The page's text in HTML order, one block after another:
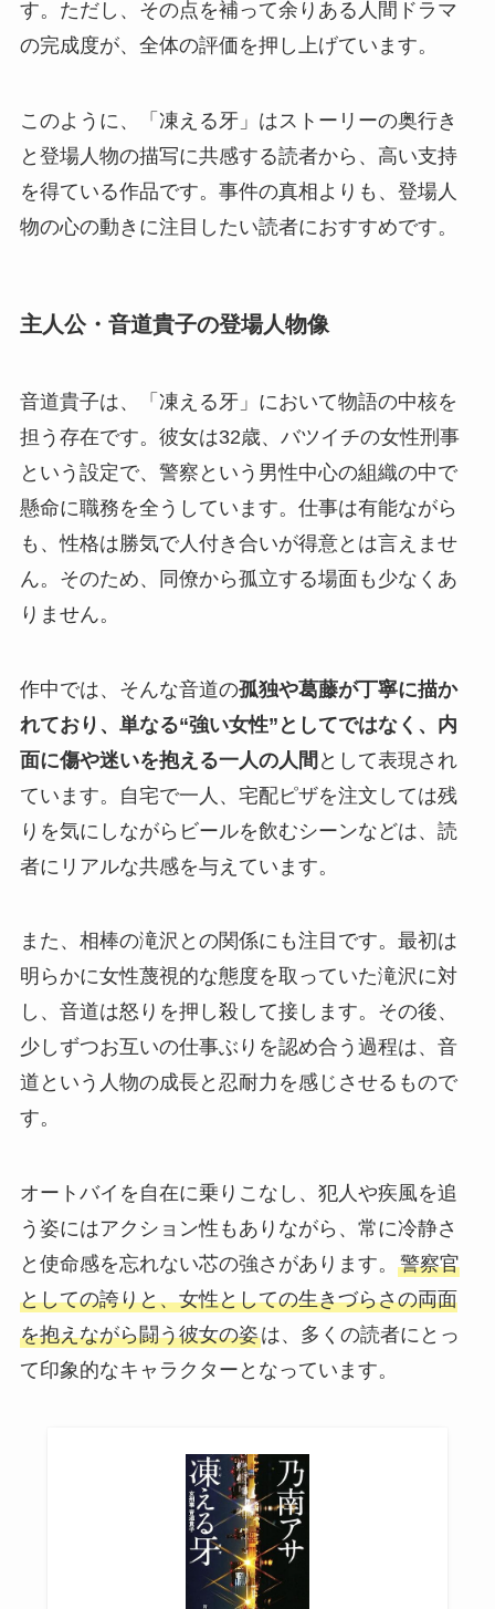
す。ただし、その点を補って余りある人間ドラマ
の完成度が、全体の評価を押し上げています。
このように、「凍える牙」はストーリーの奥行き
と登場人物の描写に共感する読者から、高い支持
を得ている作品です。事件の真相よりも、登場人
物の心の動きに注目したい読者におすすめです。
主人公・音道貴子の登場人物像
音道貴子は、「凍える牙」において物語の中核を
担う存在です。彼女は32歳、バツイチの女性刑事
という設定で、警察という男性中心の組織の中で
懸命に職務を全うしています。仕事は有能ながら
も、性格は勝気で人付き合いが得意とは言えませ
ん。そのため、同僚から孤立する場面も少なくあ
りません。
作中では、そんな音道の孤独や葛藤が丁寧に描か
れており、単なる“強い女性”としてではなく、内
面に傷や迷いを抱える一人の人間 として表現され
ています。自宅で一人、宅配ピザを注文しては残
りを気にしながらビールを飲むシーンなどは、読
者にリアルな共感を与えています。
また、相棒の滝沢との関係にも注目です。最初は
明らかに女性蔑視的な態度を取っていた滝沢に対
し、音道は怒りを押し殺して接します。その後、
少しずつお互いの仕事ぶりを認め合う過程は、音
道という人物の成長と忍耐力を感じさせるもので
す。
オートバイを自在に乗りこなし、犯人や疾風を追
う姿にはアクション性もありながら、常に冷静さ
と使命感を忘れない芯の強さがあります。 警察官
としての誇りと、女性としての生きづらさの両面
を抱えながら闘う彼女の姿は、多くの読者にとっ
て印象的なキャラクターとなっています。